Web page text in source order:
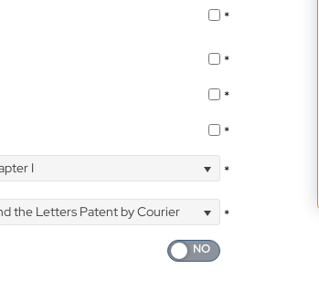
*
*
*
*
I *
the Letters Patent by Courier
*